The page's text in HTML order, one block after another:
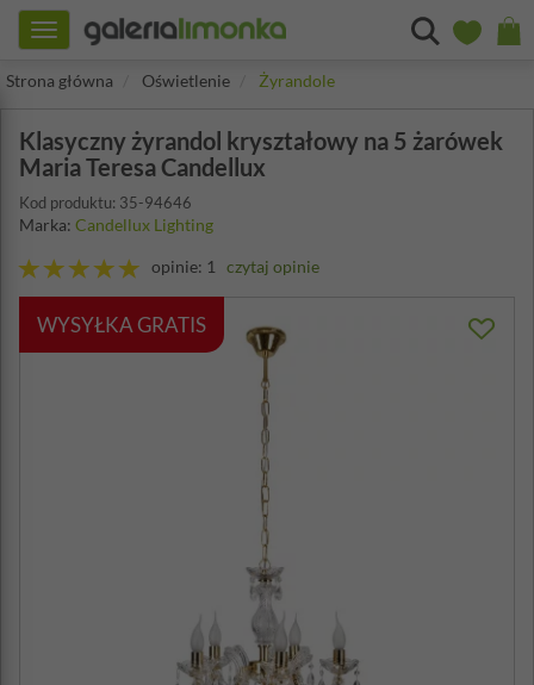
Toggle
navigation
Strona główna
Oświetlenie Żyrandole
Klasyczny żyrandol kryształowy na 5 żarówek
Maria Teresa Candellux
Kod produktu: 35-94646
Marka: Candellux Lighting
opinie: 1 czytaj opinie
WYSYŁKA GRATIS